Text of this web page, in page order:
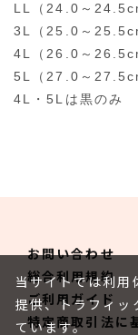
LL（24.0～
3L（25.0～
4L（26.0～
5L（27.0～
4L・5Lは黒のみ
お問い合わせ
総合利用規約
ご利用ガイド
特定商取引法に
当サイトでは利用
提供、トラフィ
ています。